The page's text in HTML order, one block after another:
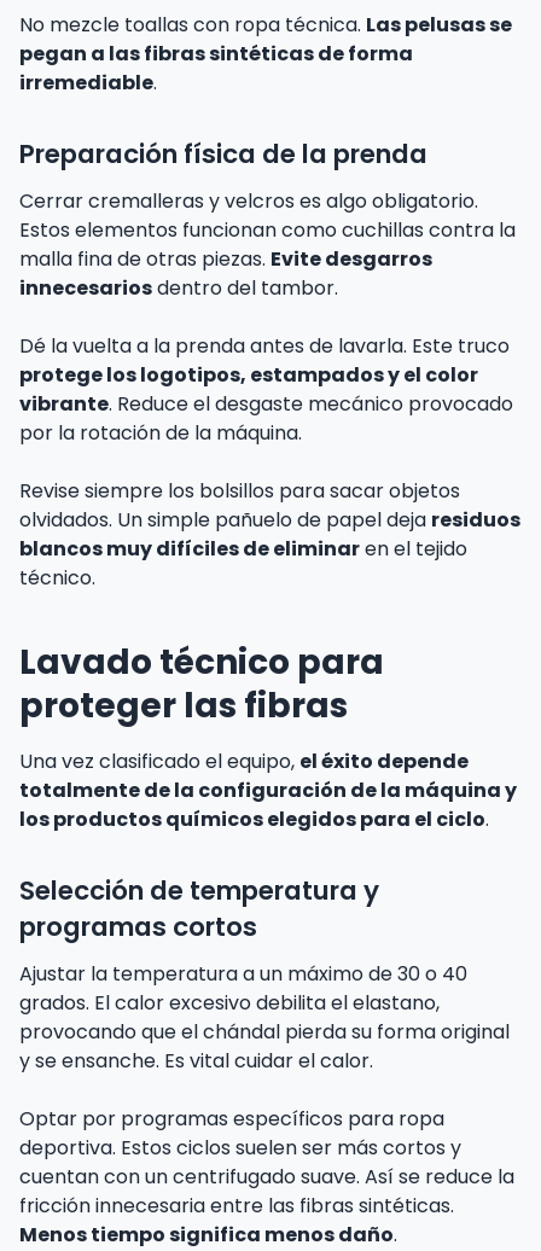
No mezcle toallas con ropa técnica. Las pelusas se
pegan a las fibras sintéticas de forma
irremediable.
Preparación física de la prenda
Cerrar cremalleras y velcros es algo obligatorio.
Estos elementos funcionan como cuchillas contra la
malla fina de otras piezas. Evite desgarros
innecesariosdentro del tambor.
Dé la vuelta a la prenda antes de lavarla. Este truco
protege los logotipos, estampados y el color
vibrante. Reduce el desgaste mecánico provocado
por la rotación de la máquina.
Revise siempre los bolsillos para sacar objetos
olvidados. Un simple pañuelo de papel deja residuos
blancos muy difíciles de eliminaren el tejido
técnico.
Lavado técnico para
proteger las fibras
Una vez clasificado el equipo, el éxito depende
totalmente de la configuración de la máquina y
los productos químicos elegidos para el ciclo.
Selección de temperatura y
programas cortos
Ajustar la temperatura a un máximo de 30 o 40
grados. El calor excesivo debilita el elastano,
provocando que el chándal pierda su forma original
y se ensanche. Es vital cuidar el calor.
Optar por programas específicos para ropa
deportiva. Estos ciclos suelen ser más cortos y
cuentan con un centrifugado suave. Así se reduce la
fricción innecesaria entre las fibras sintéticas.
Menos tiempo significa menos daño.